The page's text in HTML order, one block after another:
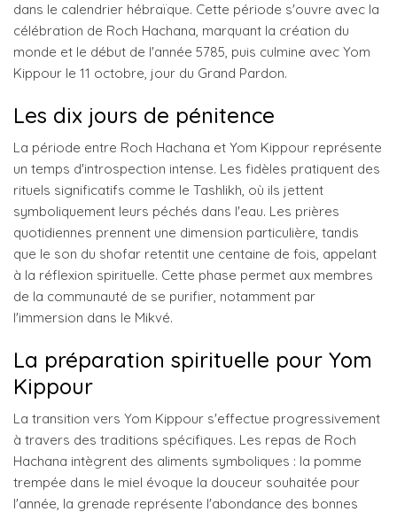
dans le calendrier hébraïque. Cette période s'ouvre avec la
célébration de Roch Hachana, marquant la création du
monde et le début de l'année 5785, puis culmine avec Yom
Kippour le 11 octobre, jour du Grand Pardon.
Les dix jours de pénitence
La période entre Roch Hachana et Yom Kippour représente
un temps d'introspection intense. Les fidèles pratiquent des
rituels significatifs comme le Tashlikh, où ils jettent
symboliquement leurs péchés dans l'eau. Les prières
quotidiennes prennent une dimension particulière, tandis
que le son du shofar retentit une centaine de fois, appelant
à la réflexion spirituelle. Cette phase permet aux membres
de la communauté de se purifier, notamment par
l'immersion dans le Mikvé.
La préparation spirituelle pour Yom
Kippour
La transition vers Yom Kippour s'effectue progressivement
à travers des traditions spécifiques. Les repas de Roch
Hachana intègrent des aliments symboliques : la pomme
trempée dans le miel évoque la douceur souhaitée pour
l'année, la grenade représente l'abondance des bonnes